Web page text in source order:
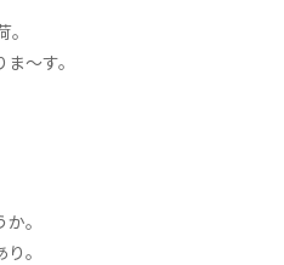
～す。
。
。